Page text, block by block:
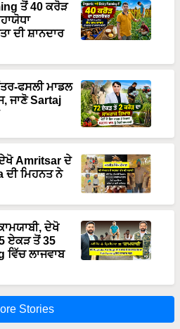
ਤੋਂ 40 ਕਰੋੜ
ਦੀ ਸ਼ਾਨਦਾਰ
ਫਸਲੀ ਮਾਡਲ
ਜਾਣੋ Sartaj
Amritsar ਦੇ
ਦੀ ਮਿਹਨਤ ਨੇ
ਦੇਖੋ
ਏਕੜ ਤੋਂ 35
ਵਿੱਚ ਲਾਜਵਾਬ
Stories